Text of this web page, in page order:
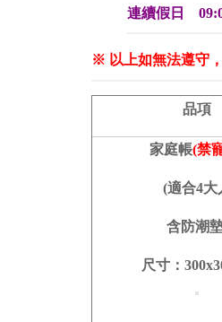
連續假日
※ 以上如無法遵守
品項
家庭帳(禁
(適合4大
含防潮
尺寸：